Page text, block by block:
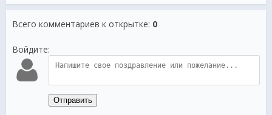
Всего комментариев к открытке: 0
Войдите:
Отправить